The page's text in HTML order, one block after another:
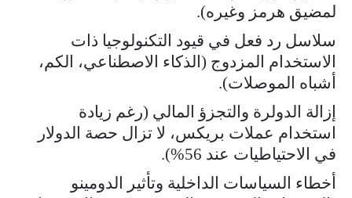
لمضيق هرمز وغيره).
سلاسل رد فعل في قيود التكنولوجيا ذات
الاستخدام المزدوج (الذكاء الاصطناعي، الكم،
أشباه الموصلات).
إزالة الدولرة والتجزؤ المالي (رغم زيادة
استخدام عملات بريكس، لا تزال حصة الدولار
في الاحتياطيات عند 56%).
أخطاء السياسات الداخلية وتأثير الدومينو